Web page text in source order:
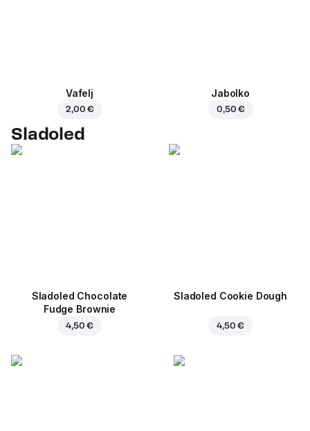
Vafelj
2,00 €
Jabolko
0,50 €
Sladoled
Sladoled Chocolate
Fudge Brownie
4,50 €
Sladoled Cookie Dough
4,50 €